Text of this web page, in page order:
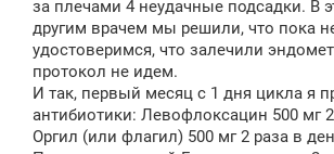
за плечами 4 неудачные подсадки. В
другим врачем мы решили, что пока
удостоверимся, что залечили
протокол не идем.
И так, первый месяц с 1 дня цикла я
антибиотики: Левофлоксацин 500 мг
Оргил (или флагил) 500 мг 2 раза в